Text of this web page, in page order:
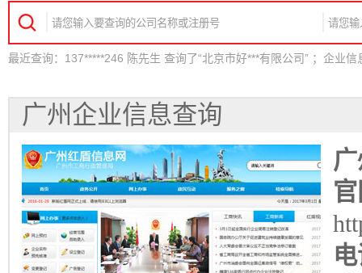
最近查询：137*****246 陈先生 查询了“北京市好***有限公司” ；企业
最近查询：155*****832 佘小姐 查询了“上海市科***有限公司” ；企业
最近查询：159*****149 杨先生 查询了“深圳市克***有限公司” ；企业
最近查询：158*****402 容先生 查询了“香港德***有限公司” ；企业信
最近查询：139*****534 李小姐 查询了“英国福***有限公司” ；企业信
广州企业信息查询